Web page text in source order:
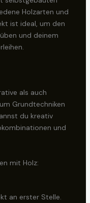
Holzarten und
ist ideal, um den
und deinem
als auch
Grundtechniken
du kreativ
und
mit Holz:
an erster Stelle.